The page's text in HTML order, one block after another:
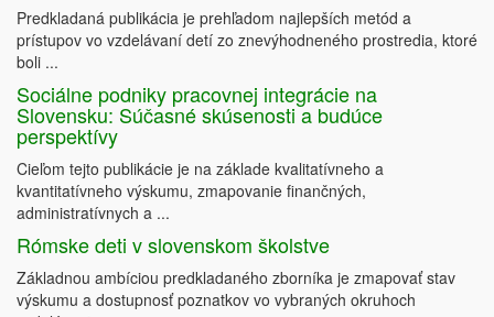
Predkladaná publikácia je prehľadom najlepších metód a
prístupov vo vzdelávaní detí zo znevýhodneného prostredia, ktoré
boli ...
Sociálne podniky pracovnej integrácie na
Slovensku: Súčasné skúsenosti a budúce
perspektívy
Cieľom tejto publikácie je na základe kvalitatívneho a
kvantitatívneho výskumu, zmapovanie finančných,
administratívnych a ...
Rómske deti v slovenskom školstve
Základnou ambíciou predkladaného zborníka je zmapovať stav
výskumu a dostupnosť poznatkov vo vybraných okruhoch